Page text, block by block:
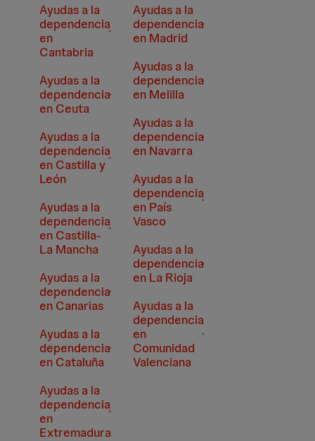
Ayudas a la
dependencia
en
Cantabria
Ayudas a la
dependencia
en Ceuta
Ayudas a la
dependencia
en Castilla y
León
Ayudas a la
dependencia
en Castilla-
La Mancha
Ayudas a la
dependencia
en Canarias
Ayudas a la
dependencia
en Cataluña
Ayudas a la
dependencia
en
Extremadura
Ayudas a la
dependencia
en Madrid
Ayudas a la
dependencia
en Melilla
Ayudas a la
dependencia
en Navarra
Ayudas a la
dependencia
en País
Vasco
Ayudas a la
dependencia
en La Rioja
Ayudas a la
dependencia
en
Comunidad
Valenciana